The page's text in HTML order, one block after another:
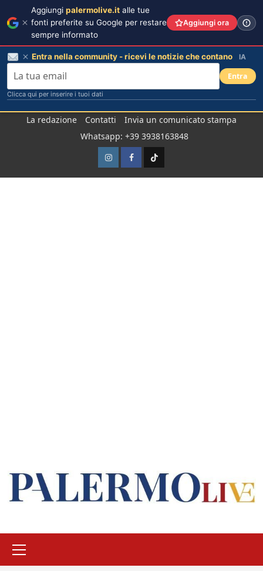
La redazione Contatti
Invia un comunicato stampa
Whatsapp: +39 3938163848
InstagramFacebook
TikTok
principale
Aggiungi palermolive.it alle tue
fonti preferite su Google per restare
sempre informato
Aggiungi ora
Entra nella community - ricevi le notizie che contano IA
Entra
Clicca qui per inserire i tuoi dati